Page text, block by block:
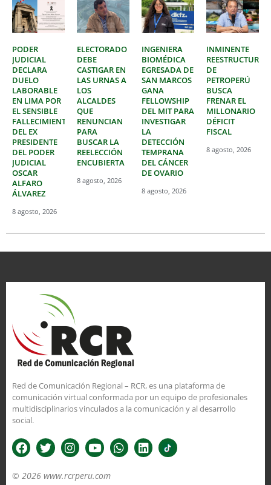
PODER
JUDICIAL
DECLARA
DUELO
LABORABLE
EN LIMA POR
EL SENSIBLE
FALLECIMIENTO
DEL EX
PRESIDENTE
DEL PODER
JUDICIAL
OSCAR
ALFARO
ÁLVAREZ
8 agosto, 2026
ELECTORADO
DEBE
CASTIGAR EN
LAS URNAS A
LOS
ALCALDES
QUE
RENUNCIAN
PARA
BUSCAR LA
REELECCIÓN
ENCUBIERTA
8 agosto, 2026
INGENIERA
BIOMÉDICA
EGRESADA DE
SAN MARCOS
GANA
FELLOWSHIP
DEL MIT PARA
INVESTIGAR
LA
DETECCIÓN
TEMPRANA
DEL CÁNCER
DE OVARIO
8 agosto, 2026
INMINENTE
DE
PETROPERÚ
BUSCA
FRENAR EL
MILLONARIO
DÉFICIT
FISCAL
8 agosto, 2026
Red de Comunicación Regional – RCR, es una plataforma de
comunicación virtual conformada por un equipo de profesionales
multidisciplinarios vinculados a la comunicación y al desarrollo
social.
© 2026 www.rcrperu.com